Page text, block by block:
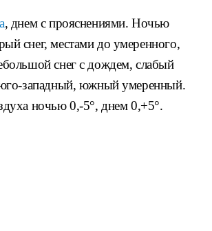
, днем с прояснениями. Ночью
снег, местами до умеренного,
снег с дождем, слабый
западный, южный умеренный.
ночью 0,-5°, днем 0,+5°.